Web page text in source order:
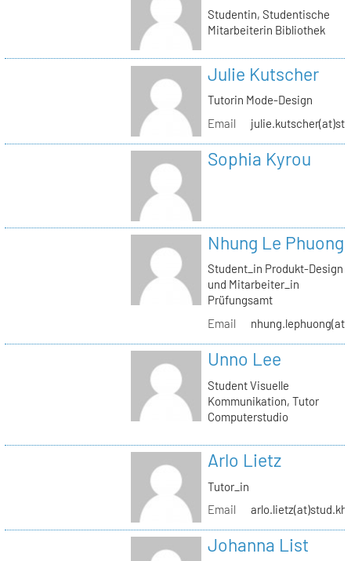
Studentin, Studentische
Mitarbeiterin Bibliothek
Julie Kutscher
Tutorin Mode-Design
Email
Sophia Kyrou
Nhung Le Phuong
Student_in Produkt-Design
und Mitarbeiter_in
Prüfungsamt
Email
Unno Lee
Student Visuelle
Kommunikation, Tutor
Computerstudio
Arlo Lietz
Tutor_in
Email
Johanna List